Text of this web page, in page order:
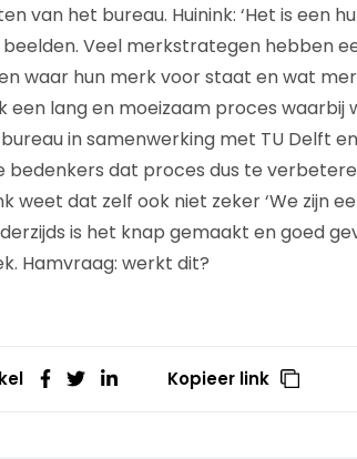
van het bureau. Huinink: ‘Het is een
Veel merkstrategen hebben
waar hun merk voor staat en wat
een lang en moeizaam proces waarbij
in samenwerking met TU Delft
bedenkers dat proces dus te
weet dat zelf ook niet zeker ‘We zijn
is het knap gemaakt en goed
Hamvraag: werkt dit?
Kopieer link